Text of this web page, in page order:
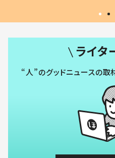
ライタ
“人”のグッドニュースの取